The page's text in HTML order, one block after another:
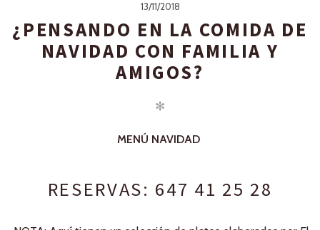
13/11/2018
¿PENSANDO EN LA COMIDA DE
NAVIDAD CON FAMILIA Y
AMIGOS?
✻
MENÚ NAVIDAD
RESERVAS: 647 41 25 28